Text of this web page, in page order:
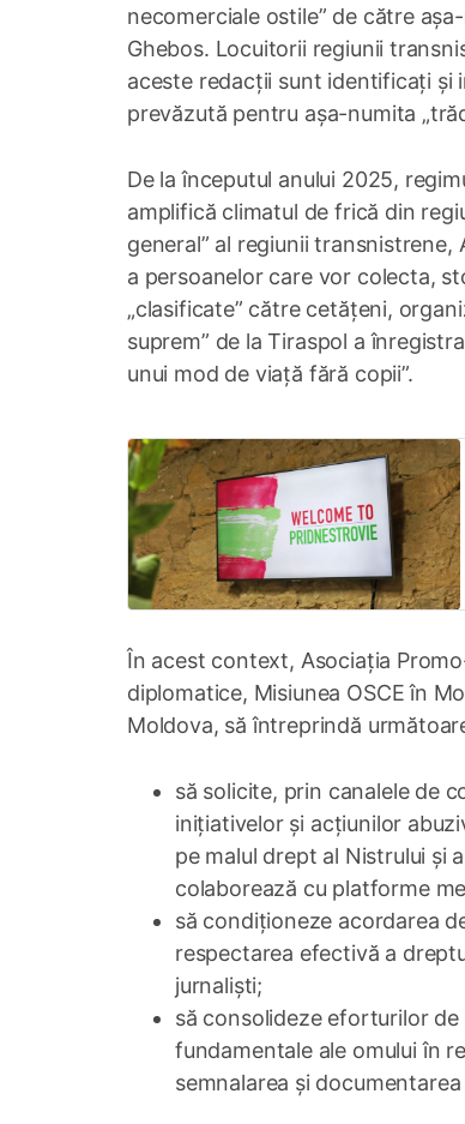
necomerciale ostile” de către
Ghebos. Locuitorii regiunii
aceste redacții sunt identificați și
prevăzută pentru așa-numita
De la începutul anului 2025,
amplifică climatul de frică din
general” al regiunii
a persoanelor care vor colecta,
„clasificate” către cetățeni,
suprem” de la Tiraspol a
unui mod de viaţă fără copii”.
În acest context, Asociația
diplomatice, Misiunea OSCE în
Moldova, să întreprindă
să solicite, prin canalele de
inițiativelor și acțiunilor
pe malul drept al Nistrului și
colaborează cu platforme
să condiționeze acordarea
respectarea efectivă a
jurnaliști;
să consolideze eforturilor
fundamentale ale omului în
semnalarea și